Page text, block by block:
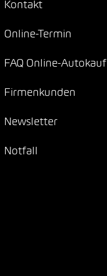
Kontakt
Online-Termin
FAQ Online-Autokauf
Firmenkunden
Newsletter
Notfall